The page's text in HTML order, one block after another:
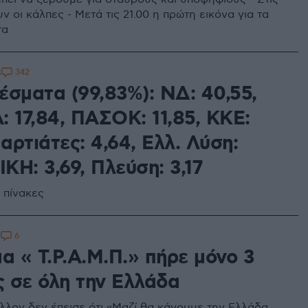
οι κάλπες - Μετά τις 21.00 η πρώτη εικόνα για τα
(99,83%): ΝΔ: 40,55,
17,84, ΠΑΣΟΚ: 11,85, ΚΚΕ:
4,64, Ελλ. Λύση:
3,69, Πλεύση: 3,17
342
« Τ.Ρ.Α.Μ.Π.» πήρε μόνο 3
όλη την Ελλάδα
6